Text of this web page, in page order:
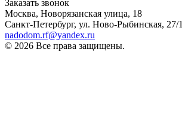
Заказать звонок
Москва, Новорязанская улица, 18
Санкт-Петербург, ул. Ново-Рыбинская, 27/1
nadodom.rf@yandex.ru
© 2026 Все права защищены.